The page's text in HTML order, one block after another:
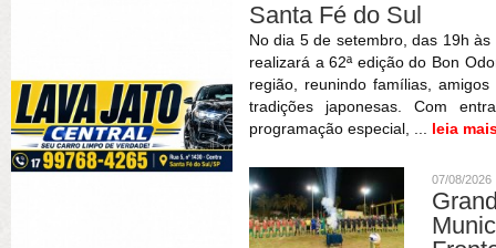
Santa Fé do Sul
No dia 5 de setembro, das 19h
realizará a 62ª edição do Bon
região, reunindo famílias,
tradições japonesas. Com
programação especial, ... leia
07/08/2026